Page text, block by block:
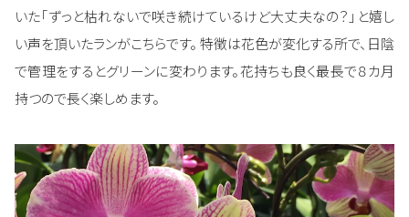
いた「ずっと枯れないで咲き続けているけど大丈夫なの？」と嬉し
い声を頂いたランがこちらです。 特徴は花色が変化する所で、日陰
で管理をするとグリーンに変わります。花持ちも良く最長で８カ月
持つので長く楽しめます。